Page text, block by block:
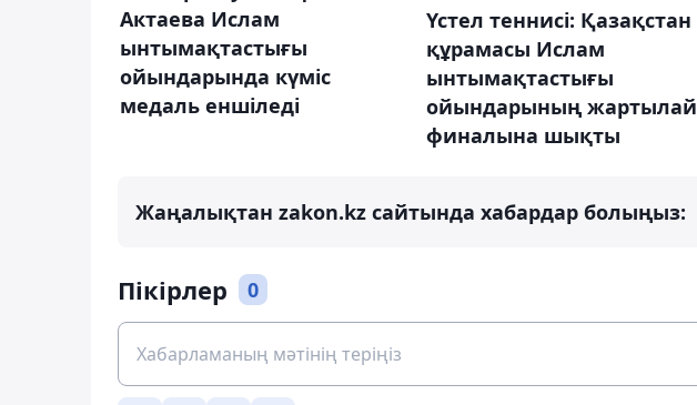
Актаева Ислам
ынтымақтастығы
ойындарында күміс
медаль еншіледі
Үстел теннисі: Қазақстан
құрамасы Ислам
ынтымақтастығы
ойындарының жартылай
финалына шықты
Жаңалықтан zakon.kz сайтында хабардар болыңыз:
Пікірлер 0